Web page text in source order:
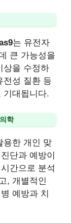
는 유전자
큰 가능성을
상을 수정하
전성 질환 등
기대됩니다.
학
용한 개인 맞
단과 예방이
간으로 분석
, 개별적인
예방과 치